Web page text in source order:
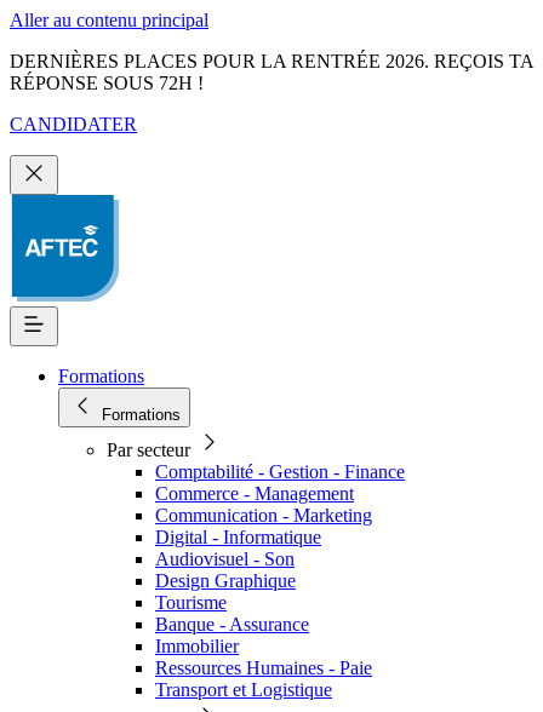
Aller au contenu principal
DERNIÈRES PLACES POUR LA RENTRÉE 2026. REÇOIS TA
RÉPONSE SOUS 72H !
CANDIDATER
Formations
Formations
Par secteur
Comptabilité - Gestion - Finance
Commerce - Management
Communication - Marketing
Digital - Informatique
Audiovisuel - Son
Design Graphique
Tourisme
Banque - Assurance
Immobilier
Ressources Humaines - Paie
Transport et Logistique